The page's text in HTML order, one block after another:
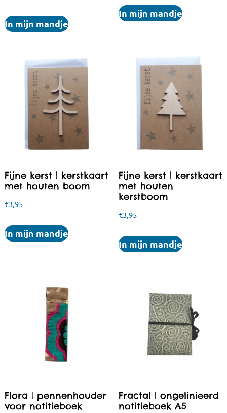
In mijn mandje
In mijn mandje
Fijne kerst | kerstkaart
met houten boom
€3,95
In mijn mandje
Fijne kerst | kerstkaart
met houten
kerstboom
€3,95
In mijn mandje
Flora | pennenhouder
voor notitieboek
Fractal | ongelinieerd
notitieboek A5